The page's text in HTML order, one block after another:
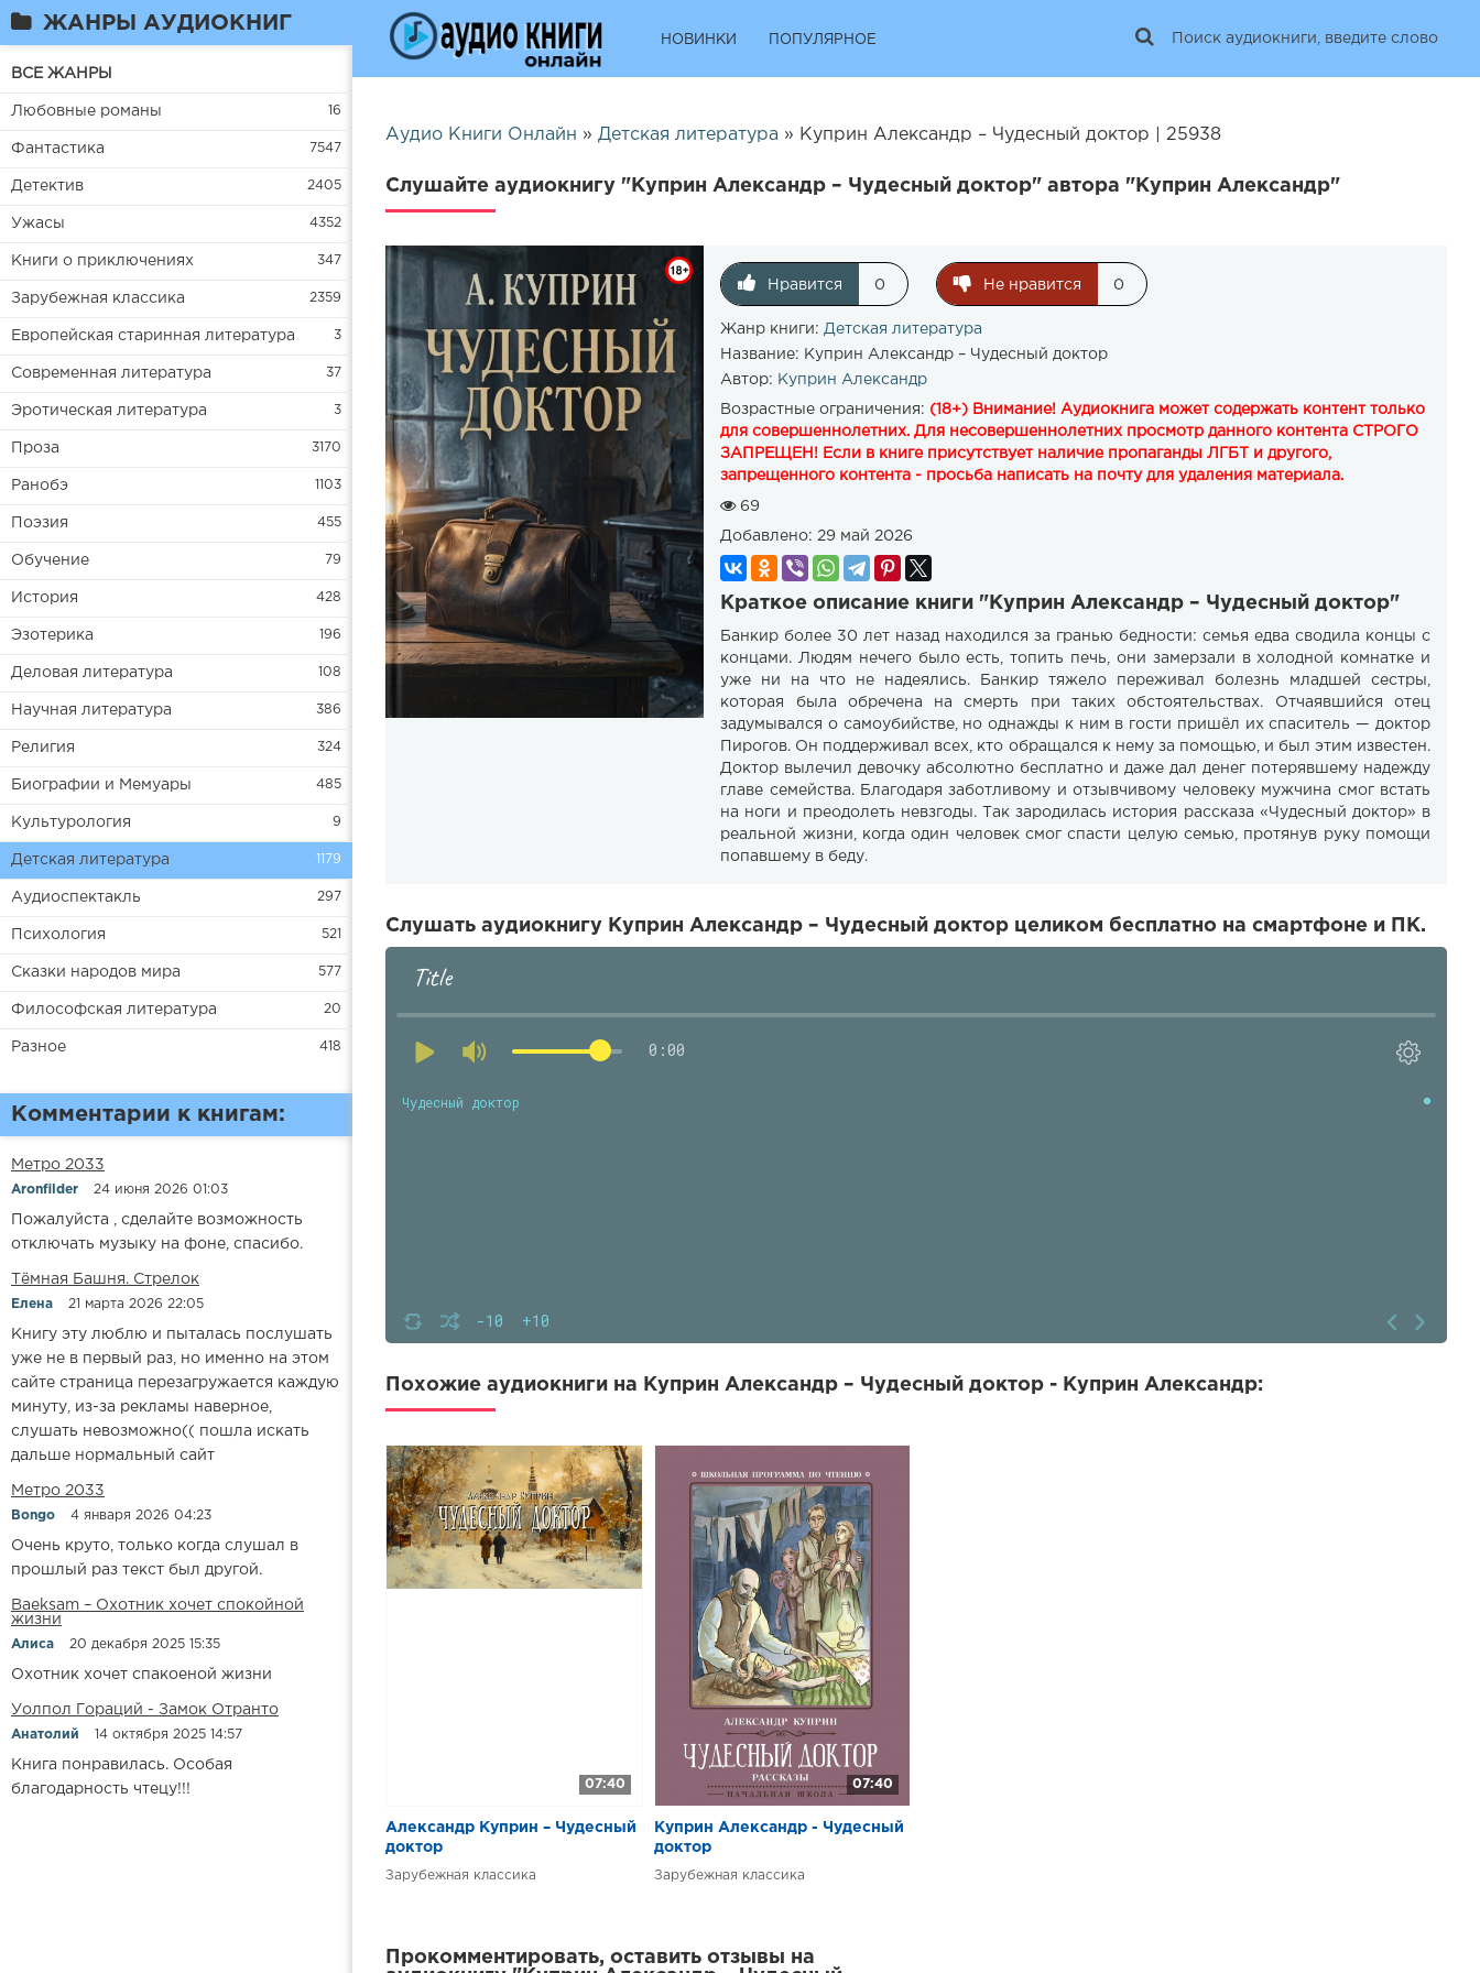
ЖАНРЫ АУДИОКНИГ
ВСЕ ЖАНРЫ
Любовные романы 16
Фантастика 7547
Детектив 2405
Ужасы 4352
Книги о приключениях 347
Зарубежная классика 2359
Европейская старинная литература 3
Современная литература 37
Эротическая литература 3
Проза 3170
Ранобэ 1103
Поэзия 455
Обучение 79
История 428
Эзотерика 196
Деловая литература 108
Научная литература 386
Религия 324
Биографии и Мемуары 485
Культурология 9
Детская литература 1179
Аудиоспектакль 297
Психология 521
Сказки народов мира 577
Философская литература 20
Разное 418
Комментарии к книгам:
Метро 2033
Aronfilder 24 июня 2026 01:03
Пожалуйста , сделайте возможность
отключать музыку на фоне, спасибо.
​​Тёмная Башня. Стрелок
Елена 21 марта 2026 22:05
Книгу эту люблю и пыталась послушать
уже не в первый раз, но именно на этом
сайте страница перезагружается каждую
минуту, из-за рекламы наверное,
слушать невозможно(( пошла искать
дальше нормальный сайт
Метро 2033
Bongo 4 января 2026 04:23
Очень круто, только когда слушал в
прошлый раз текст был другой.
Baeksam – Охотник хочет спокойной
жизни
Алиса 20 декабря 2025 15:35
Охотник хочет спакоеной жизни
Уолпол Гораций - Замок Отранто
Анатолий 14 октября 2025 14:57
Книга понравилась. Особая
благодарность чтецу!!!
НОВИНКИ ПОПУЛЯРНОЕ
Аудио Книги Онлайн » Детская литература » Куприн Александр – Чудесный доктор | 25938
Слушайте аудиокнигу "Куприн Александр – Чудесный доктор" автора "Куприн Александр"
Нравится 0 Не нравится 0
Жанр книги: Детская литература
Название: Куприн Александр – Чудесный доктор
Автор: Куприн Александр
Возрастные ограничения: (18+) Внимание! Аудиокнига может содержать контент только
для совершеннолетних. Для несовершеннолетних просмотр данного контента СТРОГО
ЗАПРЕЩЕН! Если в книге присутствует наличие пропаганды ЛГБТ и другого,
запрещенного контента - просьба написать на почту для удаления материала.
69
Добавлено: 29 май 2026
Краткое описание книги "Куприн Александр – Чудесный доктор"
Банкир более 30 лет назад находился за гранью бедности: семья едва сводила концы с
концами. Людям нечего было есть, топить печь, они замерзали в холодной комнатке и
уже ни на что не надеялись. Банкир тяжело переживал болезнь младшей сестры,
которая была обречена на смерть при таких обстоятельствах. Отчаявшийся отец
задумывался о самоубийстве, но однажды к ним в гости пришёл их спаситель — доктор
Пирогов. Он поддерживал всех, кто обращался к нему за помощью, и был этим известен.
Доктор вылечил девочку абсолютно бесплатно и даже дал денег потерявшему надежду
главе семейства. Благодаря заботливому и отзывчивому человеку мужчина смог встать
на ноги и преодолеть невзгоды. Так зародилась история рассказа «Чудесный доктор» в
реальной жизни, когда один человек смог спасти целую семью, протянув руку помощи
попавшему в беду.
Слушать аудиокнигу Куприн Александр – Чудесный доктор целиком бесплатно на смартфоне и ПК.
Title
0:00
-10 +10
Чудесный доктор
Похожие аудиокниги на Куприн Александр – Чудесный доктор - Куприн Александр:
07:40
Александр Куприн – Чудесный
доктор
Зарубежная классика
07:40
Куприн Александр - Чудесный
доктор
Зарубежная классика
Прокомментировать, оставить отзывы на